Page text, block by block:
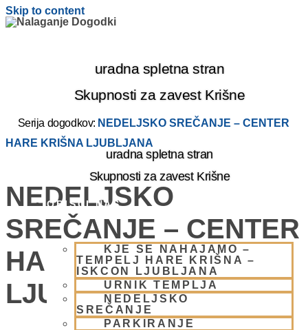
Skip to content
uradna spletna stran
Skupnosti za zavest Krišne
uradna spletna stran
Skupnosti za zavest Krišne
OBIŠČI NAS
KJE SE NAHAJAMO –
TEMPELJ HARE KRIŠNA –
ISKCON LJUBLJANA
URNIK TEMPLJA
NEDELJSKO
SREČANJE
PARKIRANJE
Serija dogodkov: NEDELJSKO SREČANJE – CENTER
HARE KRIŠNA LJUBLJANA
NEDELJSKO
SREČANJE – CENTER
HARE KRIŠNA
LJUBLJANA